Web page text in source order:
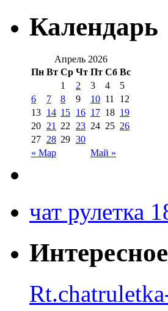
Календарь
Апрель 2026
Пн Вт Ср Чт Пт Сб Вс
« Мар Май »
1 2 3 4
5
6
7 8 9 10 11
12
13 14 15 16 17 18 19
20 21 22 23 24 25 26
27 28 29 30
чат рулетка
Интересное